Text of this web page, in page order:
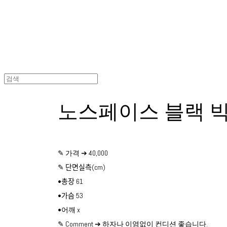
노스페이스 블랙
✎ 가격 ➔ 40,000
✎ 단면실측(cm)
•총장 61
•가슴 53
•어깨 x
✎ Comment ➔ 하자나 이염없이 컨디션 좋습니다.